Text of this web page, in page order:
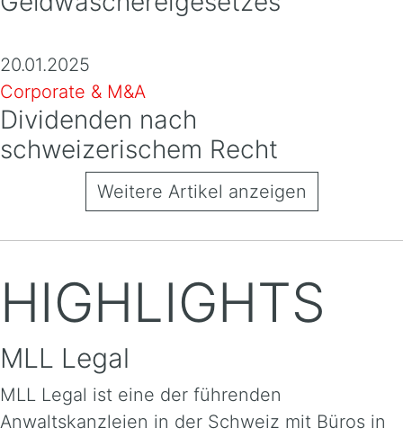
20.01.2025
Corporate & M&A
Dividenden nach
schweizerischem Recht
Weitere Artikel anzeigen
HIGHLIGHTS
MLL Legal
MLL Legal ist eine der führenden
Anwaltskanzleien in der Schweiz mit Büros in